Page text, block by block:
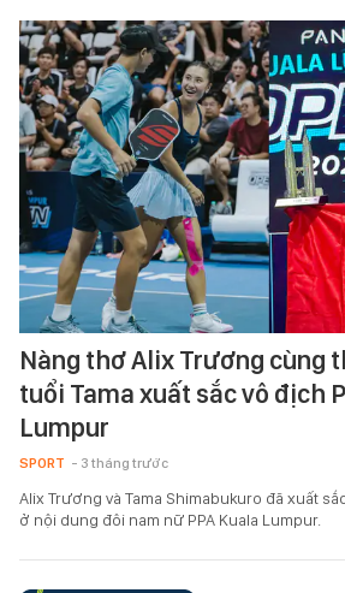
Nàng thơ Alix Trương cùng
tuổi Tama xuất sắc vô địch
Lumpur
SPORT - 3 tháng trước
Alix Trương và Tama Shimabukuro đã xuất
ở nội dung đôi nam nữ PPA Kuala Lumpur.